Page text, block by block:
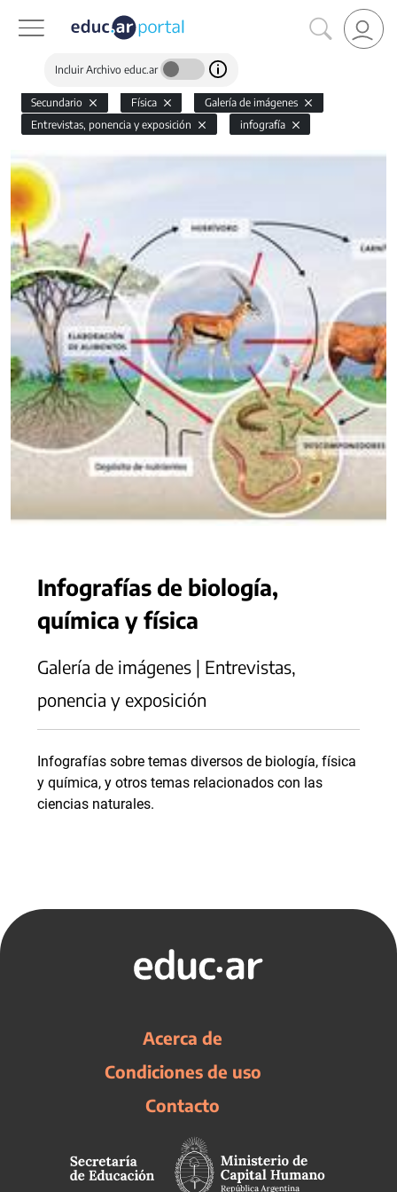
Incluir Archivo educ.ar
Secundario Física
Galería de imágenes
Entrevistas, ponencia y exposición
infografía
Infografías de biología,
química y física
Galería de imágenes | Entrevistas,
ponencia y exposición
Infografías sobre temas diversos de biología, física
y química, y otros temas relacionados con las
ciencias naturales.
Acerca de
Condiciones de uso
Contacto